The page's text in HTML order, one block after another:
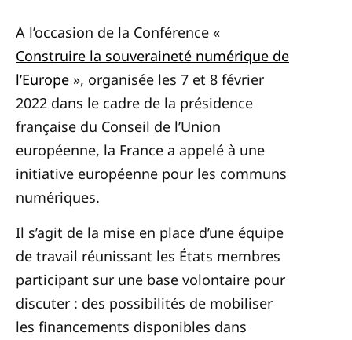
A l’occasion de la Conférence «
Construire la souveraineté numérique de
l’Europe », organisée les 7 et 8 février
2022 dans le cadre de la présidence
française du Conseil de l’Union
européenne, la France a appelé à une
initiative européenne pour les communs
numériques.
Il s’agit de la mise en place d’une équipe
de travail réunissant les États membres
participant sur une base volontaire pour
discuter : des possibilités de mobiliser
les financements disponibles dans